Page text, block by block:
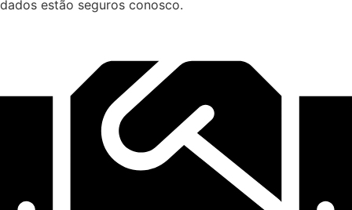
dados estão seguros conosco.